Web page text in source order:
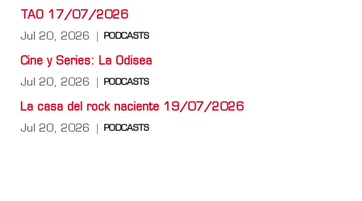
TAO 17/07/2026
Jul 20, 2026 PODCASTS
Cine y Series: La Odisea
Jul 20, 2026 PODCASTS
La casa del rock naciente 19/07/2026
Jul 20, 2026 PODCASTS